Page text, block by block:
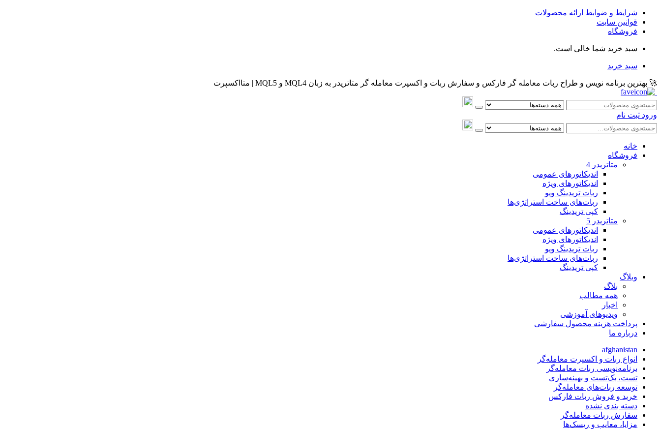
شرایط و ضوابط ارائه محصولات
قوانین سایت
فروشگاه
سبد خرید شما خالی است.
سبد خرید
🚀 بهترین برنامه نویس و طراح ربات معامله گر فارکس و سفارش ربات و اکسپرت معامله گر متاتریدر به زبان MQL4 و MQL5 | متااکسپرت
ورود ثبت نام
خانه
فروشگاه
متاتريدر 4
اندیکاتورهای عمومی
اندیکاتورهای ویژه
ربات تریدینگ ویو
ربات‌های ساخت استراتژی‌ها
کپی تریدینگ
متاتريدر 5
اندیکاتورهای عمومی
اندیکاتورهای ویژه
ربات تریدینگ ویو
ربات‌های ساخت استراتژی‌ها
کپی تریدینگ
وبلاگ
بلاگ
همه مطالب
اخبار
ویدیوهای آموزشی
پرداخت هزینه محصول سفارشی
درباره ما
afghanistan
انواع ربات و اکسپرت معامله‌گر
برنامه‌نویسی ربات معامله‌گر
تست، بک‌تست و بهینه‌سازی
توسعه ربات‌های معامله‌گر
خرید و فروش ربات فارکس
دسته بندی نشده
سفارش ربات معامله‌گر
مزایا، معایب و ریسک‌ها